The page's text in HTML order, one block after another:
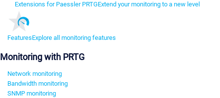
Extensions for Paessler PRTGExtend your monitoring to a new level
FeaturesExplore all monitoring features
Monitoring with PRTG
Network monitoring
Bandwidth monitoring
SNMP monitoring